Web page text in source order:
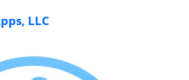
LLC